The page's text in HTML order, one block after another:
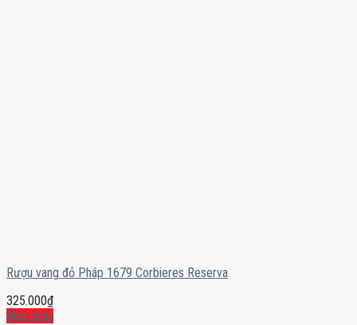
Rượu vang đỏ Pháp 1679 Corbieres Reserva
325.000₫
Mua ngay